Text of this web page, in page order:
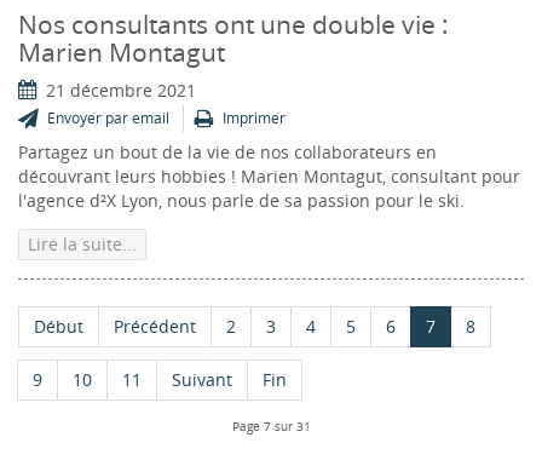
Nos consultants ont une double vie :
Marien Montagut
21 décembre 2021
Envoyer par email Imprimer
Partagez un bout de la vie de nos collaborateurs en
découvrant leurs hobbies ! Marien Montagut, consultant pour
l'agence d²X Lyon, nous parle de sa passion pour le ski.
Lire la suite...
Début Précédent 2 3 4 5 6 7 8
9 10 11 Suivant Fin
Page 7 sur 31